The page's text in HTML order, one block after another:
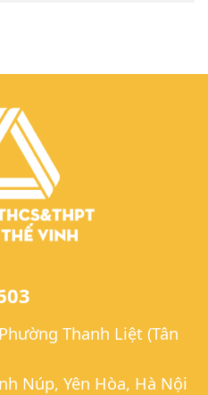
Thanh Liệt (Tân
Núp, Yên Hòa, Hà Nội